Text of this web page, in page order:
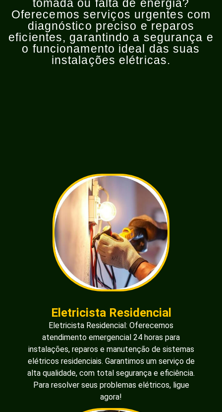
tomada ou falta de energia?
Oferecemos serviços urgentes com
diagnóstico preciso e reparos
eficientes, garantindo a segurança e
o funcionamento ideal das suas
instalações elétricas.
Eletricista Residencial
Eletricista Residencial: Oferecemos
atendimento emergencial 24 horas para
instalações, reparos e manutenção de sistemas
elétricos residenciais. Garantimos um serviço de
alta qualidade, com total segurança e eficiência.
Para resolver seus problemas elétricos, ligue
agora!